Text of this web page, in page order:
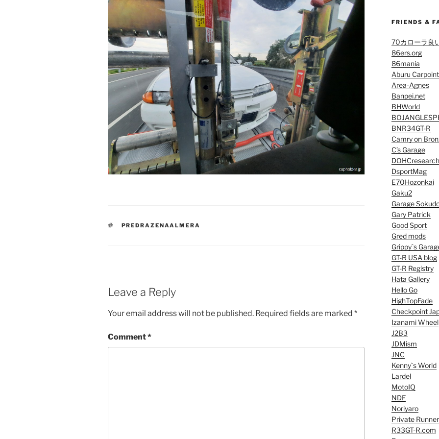
TAGS
PREDRAZENAALMERA
Leave a Reply
Your email address will not be published. Required fields are marked *
Comment*
FRIENDS &
70カローラ良
86ers.org
86mania
Aburu Carpoint
Area-Agnes
Banpei.net
BHWorld
BNR34GT-R
Camry on
C’s Garage
DOHCresearch
DsportMag
E70Hozonkai
Gaku2
Garage
Gary Patrick
Good Sport
Gred mods
Grippy`s
GT-R USA blog
GT-R Registry
Hata Gallery
Hello Go
HighTopFade
Checkpoint
Izanami Wheel
J2B3
JDMism
JNC
Kenny`s World
Lardel
MotoIQ
NDF
Noriyaro
Private
R33GT-R.com